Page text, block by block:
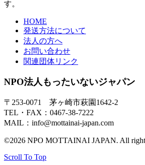
す。
HOME
発送方法について
法人の方へ
お問い合わせ
関連団体リンク
NPO法人もったいないジャパン
〒253-0071 茅ヶ崎市萩園1642-2
TEL・FAX：0467-38-7222
MAIL：info@mottainai-japan.com
©2026 NPO MOTTAINAI JAPAN. All
Scroll To Top